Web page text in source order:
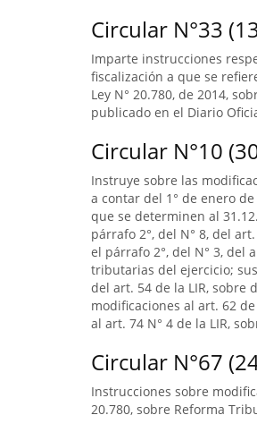
Circular N°33
Imparte instrucciones
fiscalización a que se
Ley N° 20.780, de 2014,
publicado en el Diario
Circular N°10
Instruye sobre las
a contar del 1° de enero
que se determinen al
párrafo 2°, del N° 8, del
el párrafo 2°, del N° 3, del
tributarias del ejercicio;
del art. 54 de la LIR, sobre
modificaciones al art. 62
al art. 74 N° 4 de la LIR,
Circular N°67
Instrucciones sobre
20.780, sobre Reforma